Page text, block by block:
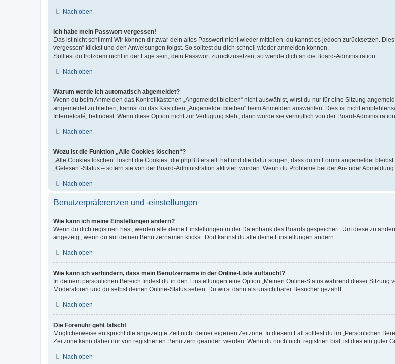
Nach oben
Ich habe mein Passwort vergessen!
Das ist nicht schlimm! Wir können dir zwar dein altes Passwort nicht wieder mitteilen, du kannst es jedoch zurücksetzen.
vergessen“ klickst und den Anweisungen folgst. So solltest du dich schnell wieder anmelden können.
Solltest du trotzdem nicht in der Lage sein, dein Passwort zurückzusetzen, so wende dich an die Board-Administration.
Nach oben
Warum werde ich automatisch abgemeldet?
Wenn du beim Anmelden das Kontrollkästchen „Angemeldet bleiben“ nicht auswählst, wirst du nur für eine Sitzung
angemeldet zu bleiben, kannst du das Kästchen „Angemeldet bleiben“ beim Anmelden auswählen. Dies ist nicht
Internetcafé, befindest. Wenn diese Option nicht zur Verfügung steht, dann wurde sie vermutlich von der Board-
Nach oben
Wozu ist die Funktion „Alle Cookies löschen“?
„Alle Cookies löschen“ löscht die Cookies, die phpBB erstellt hat und die dafür sorgen, dass du im Forum angemeldet
„Gelesen“-Status – sofern sie von der Board-Administration aktiviert wurden. Wenn du Probleme bei der An- oder
Nach oben
Benutzerpräferenzen und -einstellungen
Wie kann ich meine Einstellungen ändern?
Wenn du dich registriert hast, werden alle deine Einstellungen in der Datenbank des Boards gespeichert. Um diese zu
angezeigt, wenn du auf deinen Benutzernamen klickst. Dort kannst du alle deine Einstellungen ändern.
Nach oben
Wie kann ich verhindern, dass mein Benutzername in der Online-Liste auftaucht?
In deinem persönlichen Bereich findest du in den Einstellungen eine Option „Meinen Online-Status während dieser Sitzung
Moderatoren und du selbst deinen Online-Status sehen. Du wirst dann als unsichtbarer Besucher gezählt.
Nach oben
Die Forenuhr geht falsch!
Möglicherweise entspricht die angezeigte Zeit nicht deiner eigenen Zeitzone. In diesem Fall solltest du im „Persönlichen
Zeitzone kann dabei nur von registrierten Benutzern geändert werden. Wenn du noch nicht registriert bist, ist dies ein guter
Nach oben